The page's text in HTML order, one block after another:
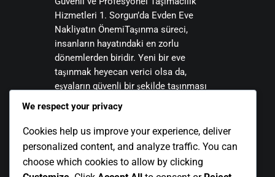
Hizmetleri 1. Sorgun’da Evden Eve
Nakliyatın ÖnemiTaşınma süreci,
insanların hayatındaki en zorlu
dönemlerden biridir. Yeni bir eve
taşınmak heyecan verici olsa da,
eşyaların güvenli bir şekilde taşınması
ciddi bir planlama ve profesyonellik
gerektirir. İşte bu noktada Sorgun evden
eve nakliyat firmaları, hem bireylere hem
de işletmelere…
We respect your privacy
Cookies help us improve your experience, deliver
personalized content, and analyze traffic. You can
choose which cookies to allow by clicking